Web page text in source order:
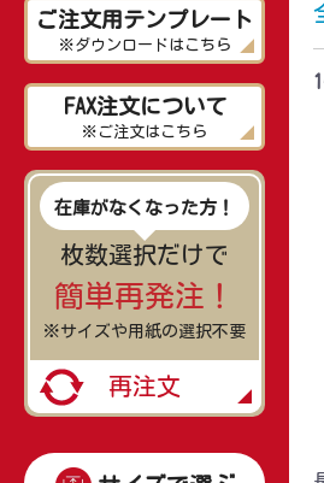
ご注文用テンプレート
※ダウンロードはこちら
FAX注文について
※ご注文はこちら
在庫がなくなった方！
枚数選択だけで
簡単再発注！
※サイズや用紙の選択不要
再注文